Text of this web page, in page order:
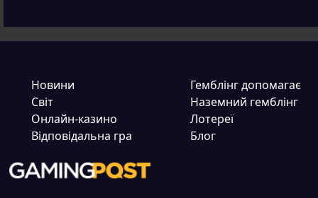
Новини
Світ
Онлайн-казино
Відповідальна гра
Гемблінг допомагає
Наземний гемблінг
Лотереї
Блог